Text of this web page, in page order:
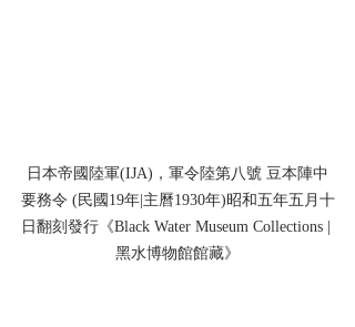
日本帝國陸軍(IJA)，軍令陸第八號 豆本陣中
要務令 (民國19年|主曆1930年)昭和五年五月十
日翻刻發行《Black Water Museum Collections |
黑水博物館館藏》